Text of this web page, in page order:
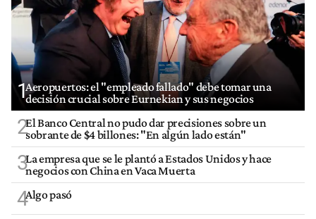
1Aeropuertos: el "empleado fallado" debe tomar una
decisión crucial sobre Eurnekian y sus negocios
2El Banco Central no pudo dar precisiones sobre un
sobrante de $4 billones: "En algún lado están"
3La empresa que se le plantó a Estados Unidos y hace
negocios con China en Vaca Muerta
4Algo pasó